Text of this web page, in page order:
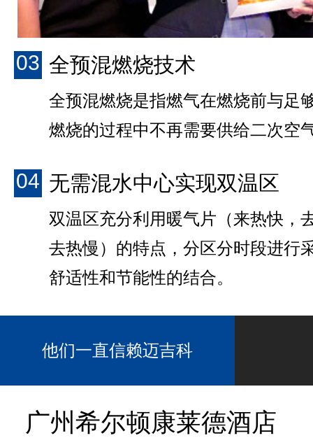
03 全预混燃烧技术
全预混燃烧是指燃气在燃烧前与足
燃烧的过程中不再需要供给二次空
04 无需混水中心实现双温区
双温区充分利用暖气片（来热快，
去热慢）的特点，分区分时段进行
舒适性和节能性的结合。
他们一直信赖迈吉科
广州希尔顿康莱德酒店